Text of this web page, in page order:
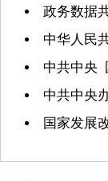
政务数据
中华人民
中共中央
中共中央
国家发展